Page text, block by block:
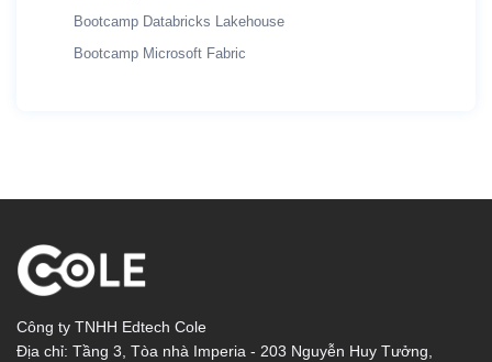
Bootcamp Databricks Lakehouse
Bootcamp Microsoft Fabric
Công ty TNHH Edtech Cole
Địa chỉ: Tầng 3, Tòa nhà Imperia - 203 Nguyễn Huy Tưởng,